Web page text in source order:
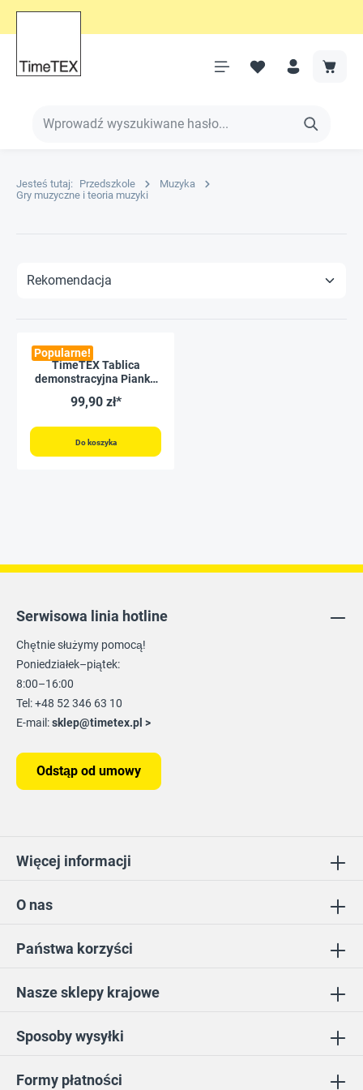
Jesteś tutaj: Przedszkole
Muzyka
Gry muzyczne i teoria muzyki
Popularne!
TimeTEX Tablica
demonstracyjna Pianka
2 szt.
99,90 zł*
Do koszyka
Państwa korzyści
Nasze sklepy krajowe
O nas
Serwisowa linia hotline
Chętnie służymy pomocą!
Poniedziałek–piątek:
8:00–16:00
Tel: +48 52 346 63 10
E-mail:sklep@timetex.pl >
Odstąp od umowy
Więcej informacji
Formy płatności
Sposoby wysyłki